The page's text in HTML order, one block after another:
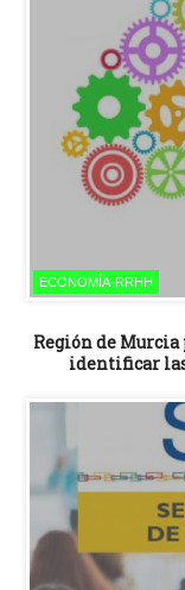
ECONOMÍA-RRHH
Región de
identificar